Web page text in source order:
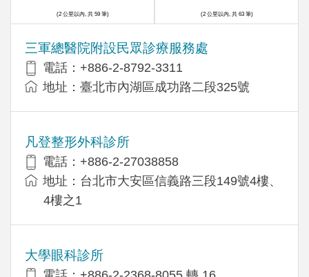
三軍總醫院附設民眾診療服務處
電話：+886-2-8792-3311
地址：臺北市內湖區成功路二段325號
凡登整形外科診所
電話：+886-2-27038858
地址：台北市大安區信義路三段149號4樓、
4樓之1
大學眼科診所
(2 公里以內, 共 59 筆) (2 公里以內, 共 63 筆)